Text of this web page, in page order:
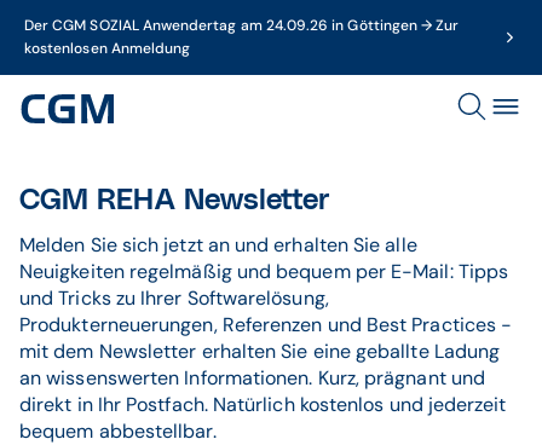
Der CGM SOZIAL Anwendertag am 24.09.26 in Göttingen → Zur
kostenlosen Anmeldung
CGM REHA Newsletter
Melden Sie sich jetzt an und erhalten Sie alle
Neuigkeiten regelmäßig und bequem per E-Mail: Tipps
und Tricks zu Ihrer Softwarelösung,
Produkterneuerungen, Referenzen und Best Practices -
mit dem Newsletter erhalten Sie eine geballte Ladung
an wissenswerten Informationen. Kurz, prägnant und
direkt in Ihr Postfach. Natürlich kostenlos und jederzeit
bequem abbestellbar.